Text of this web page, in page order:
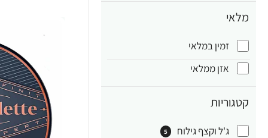
מלאי
זמין במלאי
אזן ממלאי
קטגוריות
ג'ל וקצף גילוח 5